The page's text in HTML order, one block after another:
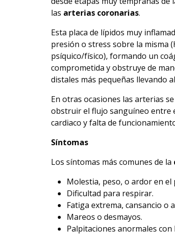
las arterias coronarias.
Esta placa de lípidos muy
presión o stress sobre la misma
psíquico/físico), formando un
comprometida y obstruye de
distales más pequeñas llevando
En otras ocasiones las arterias
obstruir el flujo sanguíneo entre
cardiaco y falta de
Síntomas
Los síntomas más comunes de la
Molestia, peso, o ardor en el
Dificultad para respirar.
Fatiga extrema, cansancio
Mareos o desmayos.
Palpitaciones anormales con